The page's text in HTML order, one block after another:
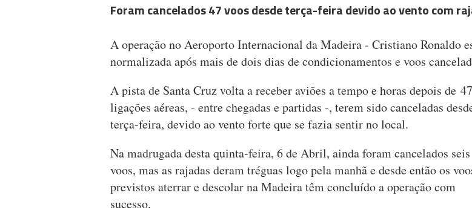
Foram cancelados 47 voos desde terça-feira devido ao vento com
A operação no Aeroporto Internacional da Madeira - Cristiano Ronaldo
normalizada após mais de dois dias de condicionamentos e voos
A pista de Santa Cruz volta a receber aviões a tempo e horas depois de 47
ligações aéreas, - entre chegadas e partidas -, terem sido canceladas
terça-feira, devido ao vento forte que se fazia sentir no local.
Na madrugada desta quinta-feira, 6 de Abril, ainda foram cancelados seis
voos, mas as rajadas deram tréguas logo pela manhã e desde então os
previstos aterrar e descolar na Madeira têm concluído a operação com
sucesso.